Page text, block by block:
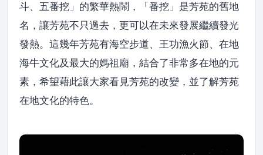
斗、五番挖」的繁華熱鬧，「番挖」是芳苑的舊地
名，讓芳苑不只過去，更可以在未來發展繼續發光
發熱。這幾年芳苑有海空步道、王功漁火節、在地
海牛文化及最大的媽祖廟，結合了非常多在地的元
素，希望藉此讓大家看見芳苑的改變，並了解芳苑
在地文化的特色。